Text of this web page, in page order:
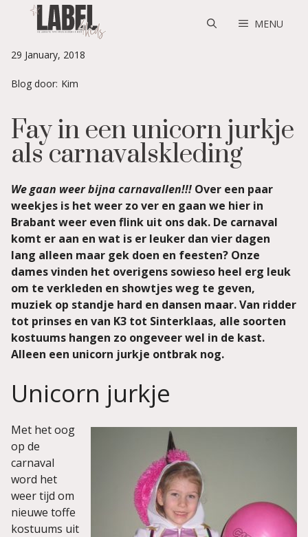
MENU
29 January, 2018
Blog door: Kim
Fay in een unicorn jurkje
als carnavalskleding
We gaan weer bijna carnavallen!!! Over een paar
weekjes is het weer zo ver en gaan we hier in
Brabant weer even flink uit ons dak. De carnaval
komt er aan en wat is er leuker dan vier dagen
lang alleen maar gek doen en feesten? Onze
dames vinden het overigens sowieso heel erg leuk
om te verkleden en showtjes weg te geven,
muziek op standje hard en dansen maar. Van ridder
tot prinses en van K3 tot Sinterklaas, alle soorten
kostuums hangen zo ongeveer wel in de kast.
Alleen een unicorn jurkje ontbrak nog.
Unicorn jurkje
Met het oog
op de
carnaval
word het
weer tijd om
nieuwe toffe
kostuums uit